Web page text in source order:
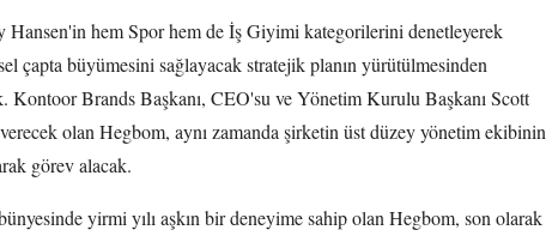
hem Spor hem de İş Giyimi kategorilerini denetleyerek
çapta büyümesini sağlayacak stratejik planın yürütülmesinden
Kontoor Brands Başkanı, CEO'su ve Yönetim Kurulu Başkanı Scott
olan Hegbom, aynı zamanda şirketin üst düzey yönetim ekibinin
görev alacak.
yirmi yılı aşkın bir deneyime sahip olan Hegbom, son olarak